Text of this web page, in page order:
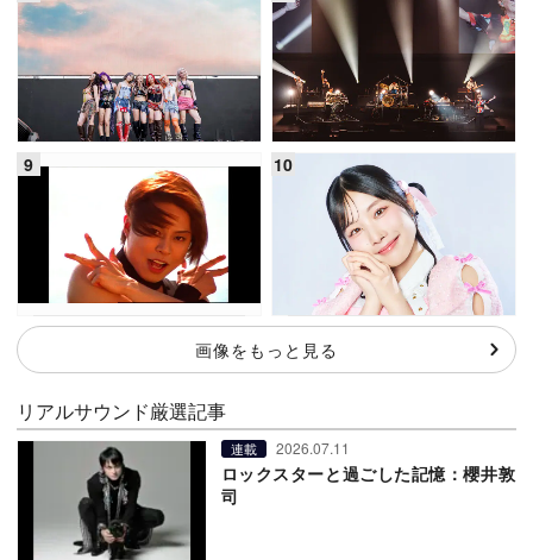
画像をもっと見る
リアルサウンド厳選記事
連載 2026.07.11
ロックスターと過ごした記憶：櫻井敦
司